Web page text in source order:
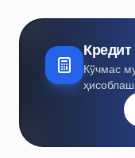
Кўчмас
ҳисоблаш